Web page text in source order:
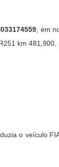
, em
km
o veículo